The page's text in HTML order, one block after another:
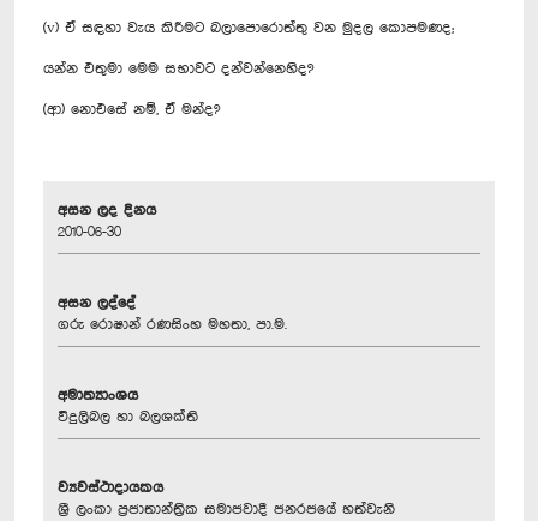
(v) ඒ සඳහා වැය කිරීමට බලාපොරොත්තු වන මුදල කොපමණද;
යන්න එතුමා මෙම සභාවට දන්වන්නෙහිද?
(ආ) නොඑසේ නම්, ඒ මන්ද?
අසන ලද දිනය
2010-06-30
අසන ලද්දේ
ගරු රොෂාන් රණසිංහ මහතා, පා.ම.
අමාත්‍යාංශය
විදුලිබල හා බලශක්ති
ව්‍යවස්ථාදායකය
ශ්‍රී ලංකා ප්‍රජාතාන්ත්‍රික සමාජවාදී ජනරජයේ හත්වැනි